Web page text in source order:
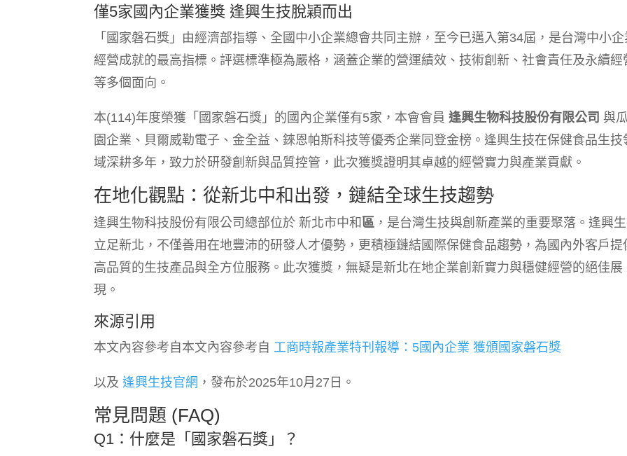
僅5家國內企業獲獎 逢興生技脫穎而出
「國家磐石獎」由經濟部指導、全國中小企業總會共同主辦，至今已邁入第34屆，是台灣中小
經營成就的最高指標。評選標準極為嚴格，涵蓋企業的營運績效、技術創新、社會責任及永續經
等多個面向。
本(114)年度榮獲「國家磐石獎」的國內企業僅有5家，本會會員逢興生物科技股份有限公司 與
園企業、貝爾威勒電子、金全益、錸恩帕斯科技等優秀企業同登金榜。逢興生技在保健食品生技
域深耕多年，致力於研發創新與品質控管，此次獲獎證明其卓越的經營實力與產業貢獻。
在地化觀點：從新北中和出發，鏈結全球生技趨勢
逢興生物科技股份有限公司總部位於 新北市中和 區 ，是台灣生技與創新產業的重要聚落。逢興
立足新北，不僅善用在地豐沛的研發人才優勢，更積極鏈結國際保健食品趨勢，為國內外客戶提
高品質的生技產品與全方位服務。此次獲獎，無疑是新北在地企業創新實力與穩健經營的絕佳展
現。
來源引用
本文內容參考自本文內容參考自 工商時報產業特刊報導：5國內企業 獲頒國家磐石獎
以及逢興生技官網 ，發布於2025年10月27日。
常見問題 (FAQ)
Q1：什麼是「國家磐石獎」？